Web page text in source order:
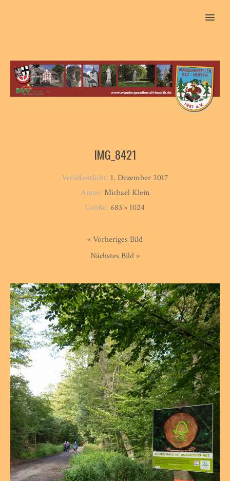
MENU
IMG_8421
Veröffentlicht: 1. Dezember 2017
Autor: Michael Klein
Größe: 683 × 1024
« Vorheriges Bild
Nächstes Bild »